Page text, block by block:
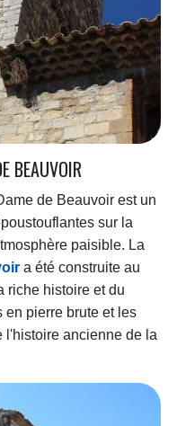
BEAUVOIR
de Beauvoir est un
sur la
paisible. La
a été construite au
riche histoire et du
en pierre brute et les
l'histoire ancienne de la